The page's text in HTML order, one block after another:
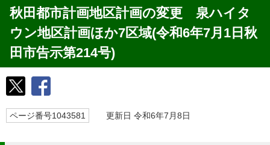
秋田都市計画地区計画の変更 泉ハイタ
ウン地区計画ほか7区域(令和6年7月1日秋
田市告示第214号)
ページ番号1043581 更新日 令和6年7月8日